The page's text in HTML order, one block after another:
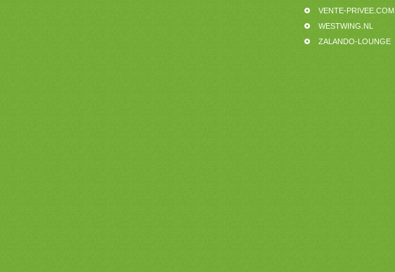
VENTE-PRIVEE.COM
WESTWING.NL
ZALANDO-LOUNGE